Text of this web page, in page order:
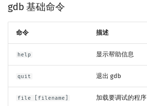
gdb 基础命令
命令 描述
help 显示帮助信息
quit 退出 gdb
file [filename] 加载要调试的程序